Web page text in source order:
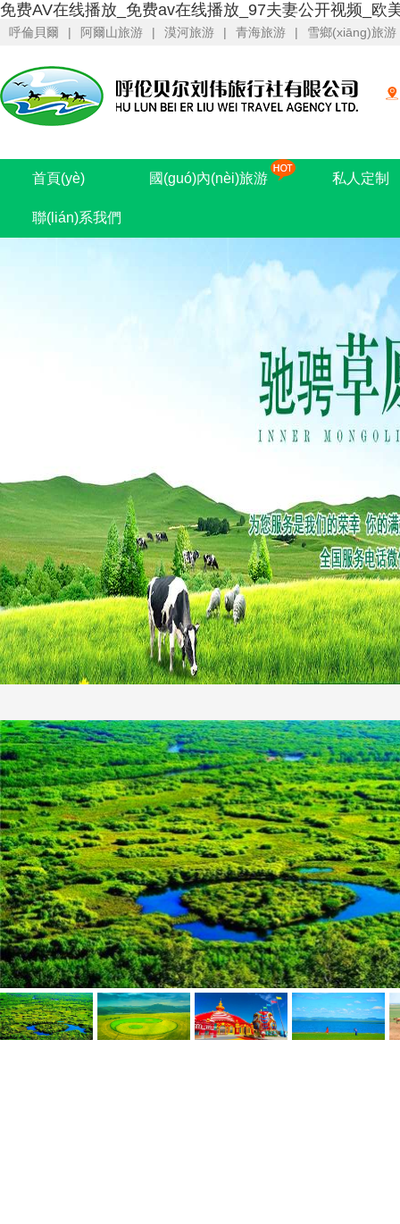
免费AV在线播放_免费av在线播放_97夫妻公开视频_欧
呼倫貝爾 | 阿爾山旅游 | 漠河旅游 | 青海旅游 | 雪鄉(xiāng)旅游
首頁(yè) 國(guó)內(nèi)旅游 私人定制
聯(lián)系我們